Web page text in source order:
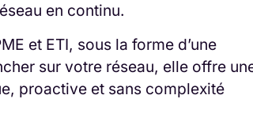
en continu.
et ETI, sous la forme d’une
sur votre réseau, elle offre
proactive et sans complexité